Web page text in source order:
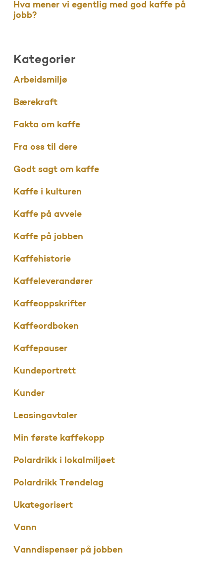
Hva mener vi egentlig med god kaffe på
jobb?
Kategorier
Arbeidsmiljø
Bærekraft
Fakta om kaffe
Fra oss til dere
Godt sagt om kaffe
Kaffe i kulturen
Kaffe på avveie
Kaffe på jobben
Kaffehistorie
Kaffeleverandører
Kaffeoppskrifter
Kaffeordboken
Kaffepauser
Kundeportrett
Kunder
Leasingavtaler
Min første kaffekopp
Polardrikk i lokalmiljøet
Polardrikk Trøndelag
Ukategorisert
Vann
Vanndispenser på jobben